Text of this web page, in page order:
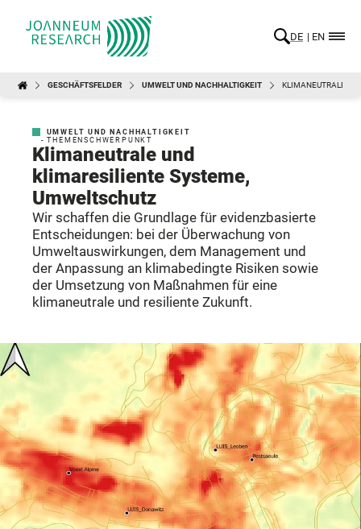
DE EN
GESCHÄFTSFELDER UMWELT UND NACHHALTIGKEIT KLIMANEUTRALE
UMWELT UND NACHHALTIGKEIT
- THEMENSCHWERPUNKT
Klimaneutrale und
klimaresiliente Systeme,
Umweltschutz
Wir schaffen die Grundlage für evidenzbasierte
Entscheidungen: bei der Überwachung von
Umweltauswirkungen, dem Management und
der Anpassung an klimabedingte Risiken sowie
der Umsetzung von Maßnahmen für eine
klimaneutrale und resiliente Zukunft.